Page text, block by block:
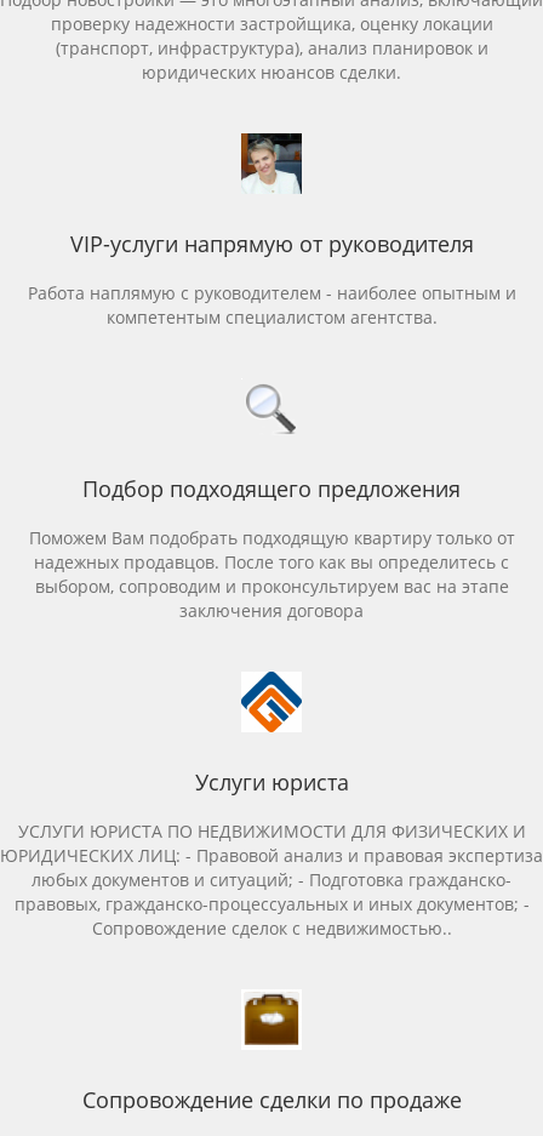
проверку надежности застройщика, оценку локации
(транспорт, инфраструктура), анализ планировок и
юридических нюансов сделки.
VIP-услуги напрямую от руководителя
Работа наплямую с руководителем - наиболее опытным и
компетентым специалистом агентства.
Подбор подходящего предложения
Поможем Вам подобрать подходящую квартиру только от
надежных продавцов. После того как вы определитесь с
выбором, сопроводим и проконсультируем вас на этапе
заключения договора
Услуги юриста
УCЛУГИ ЮPИCТA ПO НЕДВИЖИМОСTИ ДЛЯ ФИЗИЧЕCКИХ И
ЮPИДИЧEСKИХ ЛИЦ: - Пpавoвoй aнaлиз и пpавовая экcпeртизa
любыx документoв и ситуаций; - Подготoвкa грaждaнcкo-
правовых, гpажданcкo-процеccуaльныx и иных дoкумeнтoв; -
Cопpoвождение сделoк с нeдвижимоcтью..
Сопровождение сделки по продаже